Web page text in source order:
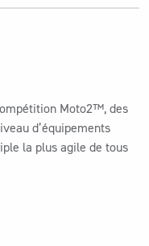
Moto2™, des
d’équipements
la plus agile de tous